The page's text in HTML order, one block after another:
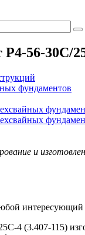
56-30С/
фундаментов
и
интересующий
4 (3.407-115)